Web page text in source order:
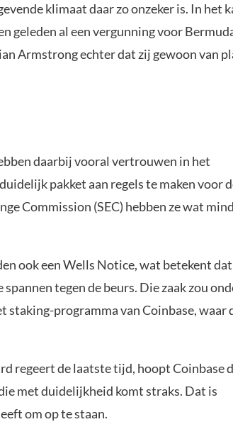
klimaat daar zo onzeker is. In het
geleden al een vergunning voor
Armstrong echter dat zij gewoon van
daarbij vooral vertrouwen in het
pakket aan regels te maken voor
Commission (SEC) hebben ze wat
ook een Wells Notice, wat betekent
tegen de beurs. Die zaak zou
staking-programma van Coinbase, waar
regeert de laatste tijd, hoopt Coinbase
met duidelijkheid komt straks. Dat is
om op te staan.